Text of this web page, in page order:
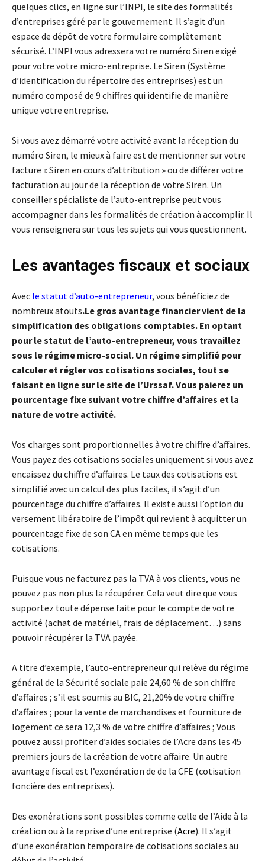
quelques clics, en ligne sur l’INPI, le site des formalités
d’entreprises géré par le gouvernement. Il s’agit d’un
espace de dépôt de votre formulaire complètement
sécurisé. L’INPI vous adressera votre numéro Siren exigé
pour votre votre micro-entreprise. Le Siren (Système
d’identification du répertoire des entreprises) est un
numéro composé de 9 chiffres qui identifie de manière
unique votre entreprise.
Si vous avez démarré votre activité avant la réception du
numéro Siren, le mieux à faire est de mentionner sur votre
facture « Siren en cours d’attribution » ou de différer votre
facturation au jour de la réception de votre Siren. Un
conseiller spécialiste de l’auto-entreprise peut vous
accompagner dans les formalités de création à accomplir. Il
vous renseignera sur tous les sujets qui vous questionnent.
Les avantages fiscaux et sociaux
Avec le statut d’auto-entrepreneur, vous bénéficiez de
nombreux atouts.Le gros avantage financier vient de la
simplification des obligations comptables. En optant
pour le statut de l’auto-entrepreneur, vous travaillez
sous le régime micro-social. Un régime simplifié pour
calculer et régler vos cotisations sociales, tout se
faisant en ligne sur le site de l’Urssaf. Vous paierez un
pourcentage fixe suivant votre chiffre d’affaires et la
nature de votre activité.
Vos charges sont proportionnelles à votre chiffre d’affaires.
Vous payez des cotisations sociales uniquement si vous avez
encaissez du chiffre d’affaires. Le taux des cotisations est
simplifié avec un calcul des plus faciles, il s’agit d’un
pourcentage du chiffre d’affaires. Il existe aussi l’option du
versement libératoire de l’impôt qui revient à acquitter un
pourcentage fixe de son CA en même temps que les
cotisations.
Puisque vous ne facturez pas la TVA à vos clients, vous ne
pouvez pas non plus la récupérer. Cela veut dire que vous
supportez toute dépense faite pour le compte de votre
activité (achat de matériel, frais de déplacement…) sans
pouvoir récupérer la TVA payée.
A titre d’exemple, l’auto-entrepreneur qui relève du régime
général de la Sécurité sociale paie 24,60 % de son chiffre
d’affaires ; s’il est soumis au BIC, 21,20% de votre chiffre
d’affaires ; pour la vente de marchandises et fourniture de
logement ce sera 12,3 % de votre chiffre d’affaires ; Vous
pouvez aussi profiter d’aides sociales de l’Acre dans les 45
premiers jours de la création de votre affaire. Un autre
avantage fiscal est l’exonération de de la CFE (cotisation
foncière des entreprises).
Des exonérations sont possibles comme celle de l’Aide à la
création ou à la reprise d’une entreprise (Acre). Il s’agit
d’une exonération temporaire de cotisations sociales au